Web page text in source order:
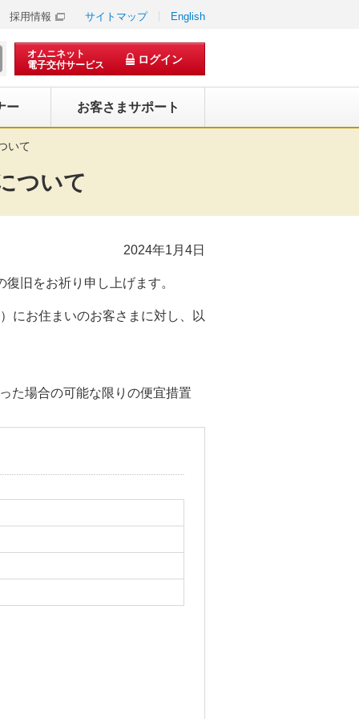
採用情報 サイトマップ English
オムニネット
電子交付サービス
ログイン
ー お客さまサポート
いて
ついて
2024年1月4日
旧をお祈り申し上げます。
にお住まいのお客さまに対し、以
た場合の可能な限りの便宜措置